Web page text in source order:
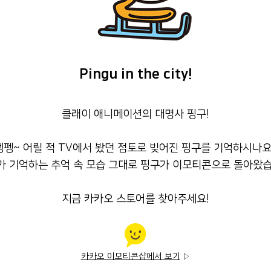
Pingu in the city!
클래이 애니메이션의 대명사 핑구!
펭~ 어릴 적 TV에서 봤던 점토로 빚어진 핑구를 기억하시나
기억하는 추억 속 모습 그대로 핑구가 이모티콘으로 돌아왔
지금 카카오 스토어를 찾아주세요!
카카오 이모티콘샵에서 보기 ▷